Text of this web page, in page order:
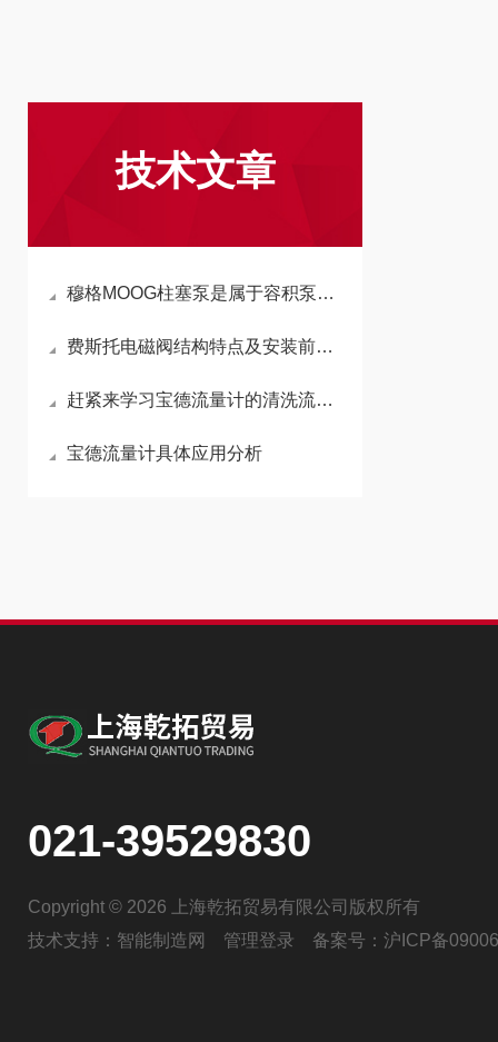
技术文章
穆格MOOG柱塞泵是属于容积泵还是叶轮泵
费斯托电磁阀结构特点及安装前的准备
赶紧来学习宝德流量计的清洗流程吧
宝德流量计具体应用分析
021-39529830
Copyright © 2026 上海乾拓贸易有限公司版权所有
技术支持： 智能制造网 管理登录 备案号： 沪ICP备